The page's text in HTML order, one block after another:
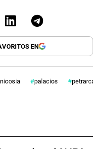
EN
nicosia palacios petrarca